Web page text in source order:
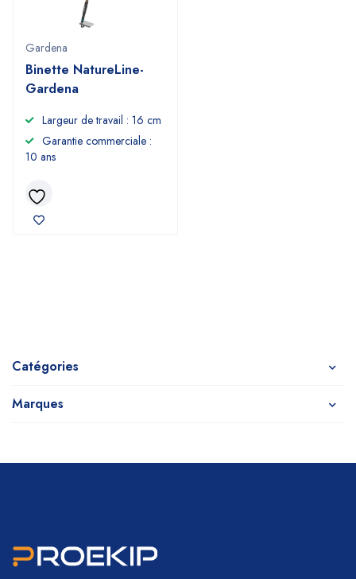
Catégories
Marques
Gardena
Binette NatureLine-
Gardena
Largeur de travail : 16 cm
Garantie commerciale :
10 ans